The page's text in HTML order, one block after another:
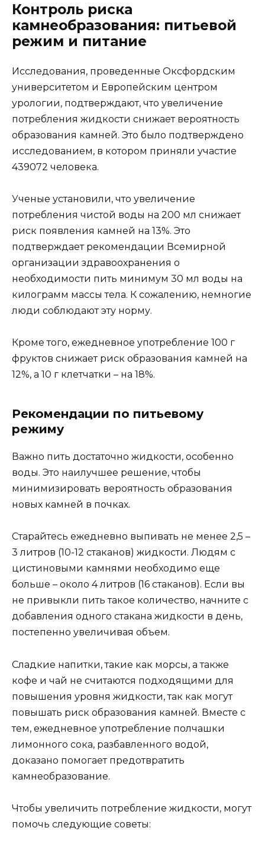
Контроль риска
камнеобразования: питьевой
режим и питание
Исследования, проведенные Оксфордским
университетом и Европейским центром
урологии, подтверждают, что увеличение
потребления жидкости снижает вероятность
образования камней. Это было подтверждено
исследованием, в котором приняли участие
439072 человека.
Ученые установили, что увеличение
потребления чистой воды на 200 мл снижает
риск появления камней на 13%. Это
подтверждает рекомендации Всемирной
организации здравоохранения о
необходимости пить минимум 30 мл воды на
килограмм массы тела. К сожалению, немногие
люди соблюдают эту норму.
Кроме того, ежедневное употребление 100 г
фруктов снижает риск образования камней на
12%, а 10 г клетчатки – на 18%.
Рекомендации по питьевому
режиму
Важно пить достаточно жидкости, особенно
воды. Это наилучшее решение, чтобы
минимизировать вероятность образования
новых камней в почках.
Старайтесь ежедневно выпивать не менее 2,5 –
3 литров (10-12 стаканов) жидкости. Людям с
цистиновыми камнями необходимо еще
больше – около 4 литров (16 стаканов). Если вы
не привыкли пить такое количество, начните с
добавления одного стакана жидкости в день,
постепенно увеличивая объем.
Сладкие напитки, такие как морсы, а также
кофе и чай не считаются подходящими для
повышения уровня жидкости, так как могут
повышать риск образования камней. Вместе с
тем, ежедневное употребление полчашки
лимонного сока, разбавленного водой,
доказано помогает предотвратить
камнеобразование.
Чтобы увеличить потребление жидкости, могут
помочь следующие советы: